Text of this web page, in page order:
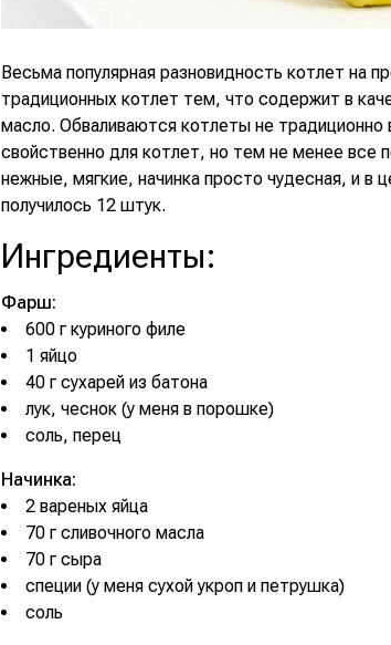
Весьма популярная разновидность котлет на
традиционных котлет тем, что содержит в
масло. Обваливаются котлеты не традиционно
свойственно для котлет, но тем не менее все
нежные, мягкие, начинка просто чудесная, и в
получилось 12 штук.
Ингредиенты:
Фарш:
600 г куриного филе
1 яйцо
40 г сухарей из батона
лук, чеснок (у меня в порошке)
соль, перец
Начинка:
2 вареных яйца
70 г сливочного масла
70 г сыра
специи (у меня сухой укроп и петрушка)
соль